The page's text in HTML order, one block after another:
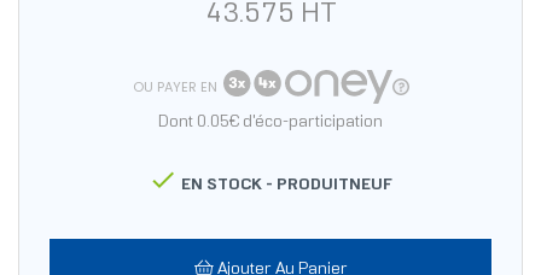
43.575 HT
OU PAYER EN
Dont 0.05€ d'éco-participation
 EN STOCK - PRODUITNEUF
Ajouter Au Panier